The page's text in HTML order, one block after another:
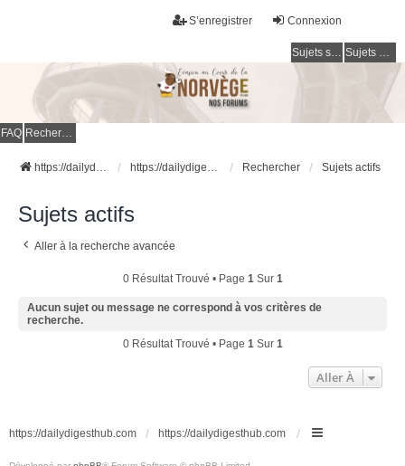
Connexion
S’enregistrer
Sujets sans réponse Sujets actifs
FAQ Rechercher
https://dailydigesthub.com https://dailydigesthub.com Rechercher Sujets actifs
Sujets actifs
Aller à la recherche avancée
0 Résultat Trouvé • Page 1Sur 1
Aucun sujet ou message ne correspond à vos critères de
recherche.
0 Résultat Trouvé • Page 1Sur 1
Aller À
https://dailydigesthub.com https://dailydigesthub.com